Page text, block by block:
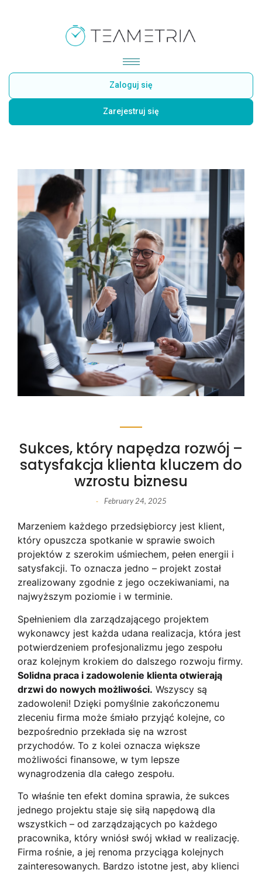
Zaloguj się
Zarejestruj się
Sukces, który napędza rozwój –
satysfakcja klienta kluczem do
wzrostu biznesu
- February 24, 2025
Marzeniem każdego przedsiębiorcy jest klient,
który opuszcza spotkanie w sprawie swoich
projektów z szerokim uśmiechem, pełen energii i
satysfakcji. To oznacza jedno – projekt został
zrealizowany zgodnie z jego oczekiwaniami, na
najwyższym poziomie i w terminie.
Spełnieniem dla zarządzającego projektem
wykonawcy jest każda udana realizacja, która jest
potwierdzeniem profesjonalizmu jego zespołu
oraz kolejnym krokiem do dalszego rozwoju firmy.
Solidna praca i zadowolenie klienta otwierają
drzwi do nowych możliwości. Wszyscy są
zadowoleni! Dzięki pomyślnie zakończonemu
zleceniu firma może śmiało przyjąć kolejne, co
bezpośrednio przekłada się na wzrost
przychodów. To z kolei oznacza większe
możliwości finansowe, w tym lepsze
wynagrodzenia dla całego zespołu.
To właśnie ten efekt domina sprawia, że sukces
jednego projektu staje się siłą napędową dla
wszystkich – od zarządzających po każdego
pracownika, który wniósł swój wkład w realizację.
Firma rośnie, a jej renoma przyciąga kolejnych
zainteresowanych. Bardzo istotne jest, aby klienci